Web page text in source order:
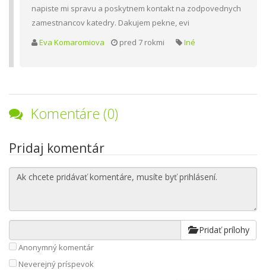
napiste mi spravu a poskytnem kontakt na zodpovednych
zamestnancov katedry. Dakujem pekne, evi
Eva Komaromiova
pred 7 rokmi Iné
Komentáre (0)
Pridaj komentár
Pridať prílohy
Anonymný komentár
Neverejný príspevok